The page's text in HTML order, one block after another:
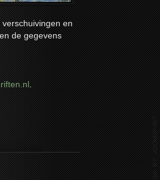
en
de gegevens
.